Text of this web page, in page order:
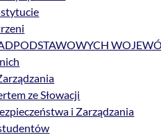
ze Słowacji
i Zarządzania